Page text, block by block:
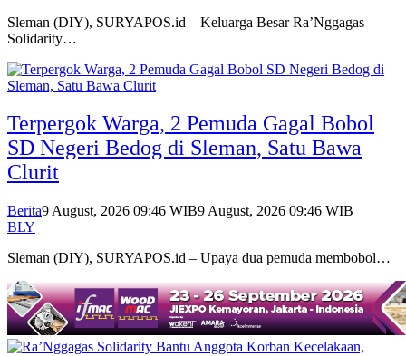
Sleman (DIY), SURYAPOS.id – Keluarga Besar Ra’Nggagas
Solidarity…
Terpergok Warga, 2 Pemuda Gagal Bobol
SD Negeri Bedog di Sleman, Satu Bawa
Clurit
Berita9 August, 2026 09:46 WIB9 August, 2026 09:46 WIB
BLY
Sleman (DIY), SURYAPOS.id – Upaya dua pemuda membobol…